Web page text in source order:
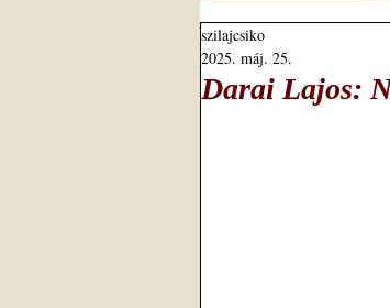
Darai Lajos:
szilajcsiko
2025. máj. 25.